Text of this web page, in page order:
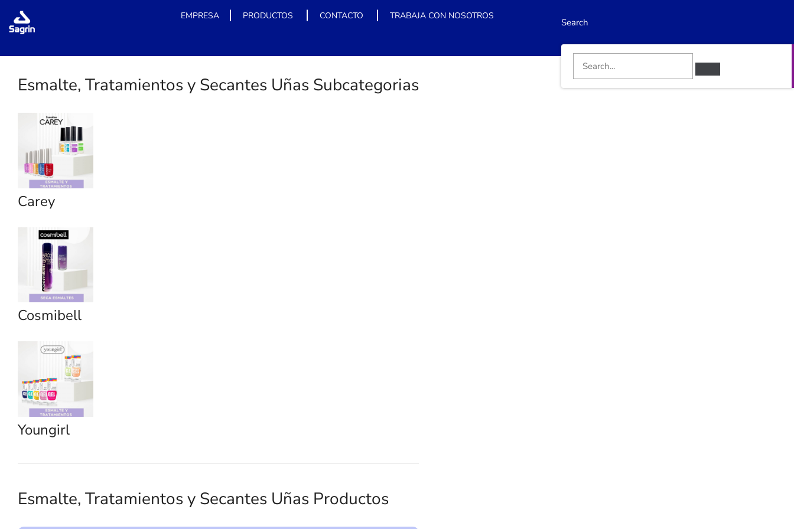
EMPRESA PRODUCTOS CONTACTO TRABAJA CON NOSOTROS
Search
contentEsmalte, Tratamientos y Secantes Uñas Subcategorias
Carey
Cosmibell
Youngirl
Esmalte, Tratamientos y Secantes Uñas Productos